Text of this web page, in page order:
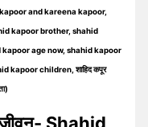
and kareena kapoor,
kapoor brother, shahid
age now, shahid kapoor
kapoor children, शाहिद कपूर